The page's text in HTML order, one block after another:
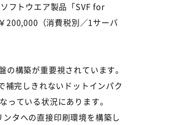
フトウエア製品「SVF for
200,000（消費税別／1サーバ
構築が重要視されています。
補完しきれないドットインパク
ている状況にあります。
タへの直接印刷環境を構築し